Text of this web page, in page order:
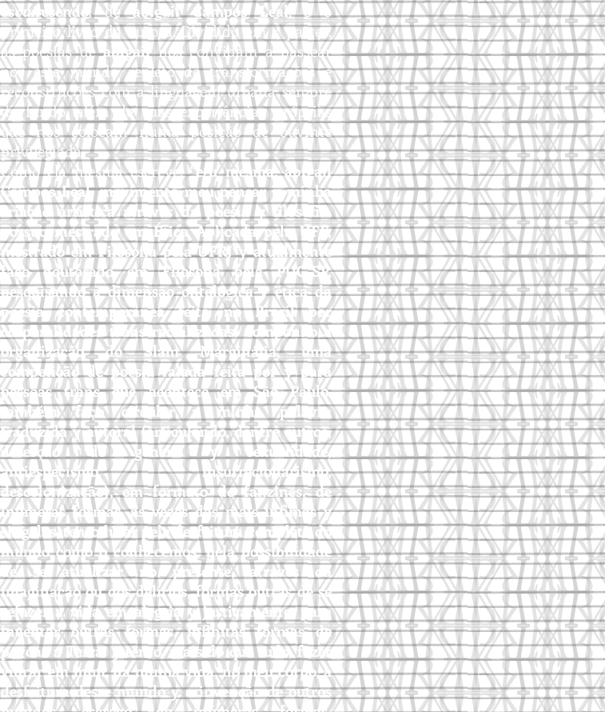
escuiresendo,de abigail Campos Leal, é o
primeiro livro da autora. Dividido em 4 partes,
as poesias deabigailnos convidam a passear
por este mundo repleto de transformações e
reconstruções com a linguagem urbana sempre
de fundo, além de suas experiências próprias
que nos colocam numa posição de ouvinte
privilegiada.
Como ela mesma escreve,"e/u mesma, abigail
Campos Leal, movimento meu pensar y minha
criação artística através da poesia y filosofia.
possuo mestrado em Ética Aplicada pela UFF,
mestrado em Filosofia pela UFRJ y atualmente
faço doutorado em Filosofia pela PUC-SP,
pesquisando a dimensão ontológica y ética da
poesia contemporânea feita no Brasil por
corporalidades trans racializadas. componho a
organização do Slam Marginália, uma
competição de poesia falada feita por y para
pessoas trans que acontece em São Paulo.
também faço circular a minha palavra
traduzida y autoral (articulando, dentre outros,
deserção de gênero y sexualidade,
antiespecismo, insurrecionarismo,
descolonização), em formato de fanzines. de
inúmeras formas, às vezes das mais ínfimas y
singelas, tento lutar pela desfeitura completa do
mundo como o conhecemos, pela possibilidade
de se atualizar no presente, através da
imaginação ou dos delírios, formas outras de se
refazer a vida em alegria y justiçamento, para
inventar outras formas, infinitas formas de
povoar a Terra. y tento, mais do que tudo, fazer
vibrar em mim, na minha vida, no meu corpo, a
desfeitura desse mundo y a invenção de outros